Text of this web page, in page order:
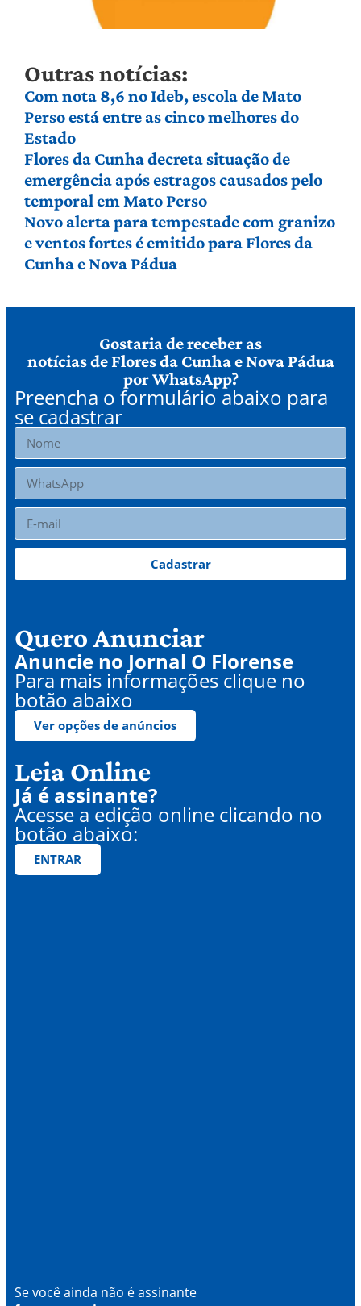
Outras notícias:
Com nota 8,6 no Ideb, escola de Mato
Perso está entre as cinco melhores do
Estado
Flores da Cunha decreta situação de
emergência após estragos causados pelo
temporal em Mato Perso
Novo alerta para tempestade com granizo
e ventos fortes é emitido para Flores da
Cunha e Nova Pádua
Gostaria de receber as
notícias de Flores da Cunha e Nova Pádua
por WhatsApp?
Preencha o formulário abaixo para
se cadastrar
Cadastrar
Quero Anunciar
Anuncie no Jornal O Florense
Para mais informações clique no
botão abaixo
Ver opções de anúncios
Leia Online
Já é assinante?
Acesse a edição online clicando no
botão abaixo:
ENTRAR
Se você ainda não é assinante